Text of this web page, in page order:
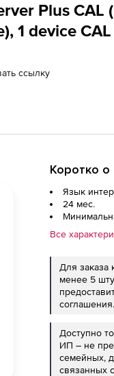
Plus CAL
CAL
ссылку
Коротко о
Язык
24 мес.
Все
Для заказа
менее 5
соглашения.
Доступно
ИП – не
семейных,
связанных